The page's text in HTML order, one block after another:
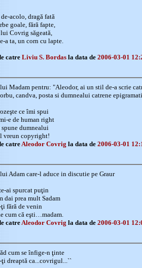
acolo, dragă fată
goale, fără fapte,
Covrig săgeată,
a ta, un corn cu lapte.
catreLiviu S. Bordas la data de 2006-03-01
Madam pentru: "Aleodor, ai un stil de-a scrie
candva, posta si dumnealui catrene
ce îmi spui
e de human right
spune dumnealui
vreun copyright!
catreAleodor Covrig la data de 2006-03-01
Adam care-l aduce in discutie pe Graur
ai spurcat puţin
dai prea mult Sadam
ţi fără de venin
cum că eşti…madam.
catreAleodor Covrig la data de 2006-03-01
cum se înfige-n ţinte
ţi dreaptă ca...covrigul...``